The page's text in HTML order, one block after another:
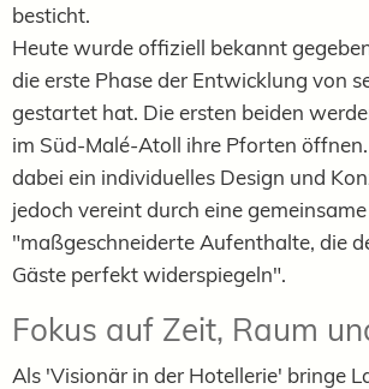
besticht.
Heute wurde offiziell bekannt
die erste Phase der Entwicklung von
gestartet hat. Die ersten beiden
im Süd-Malé-Atoll ihre Pforten öffnen.
dabei ein individuelles Design und
jedoch vereint durch eine
"maßgeschneiderte Aufenthalte, die
Gäste perfekt widerspiegeln".
Fokus auf Zeit, Raum
Als 'Visionär in der Hotellerie' bringe